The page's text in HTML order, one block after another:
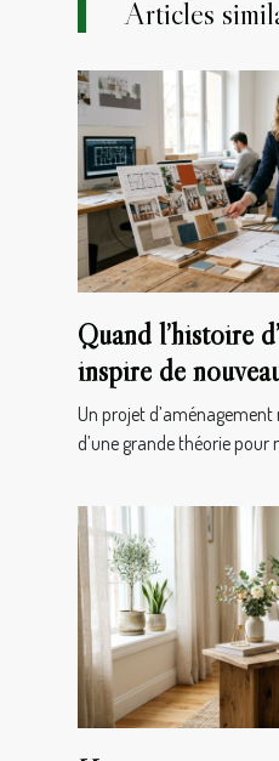
Articles
Quand l’histoire
inspire de
d’aménagement
Un projet d’aménagement
d’une grande théorie pour